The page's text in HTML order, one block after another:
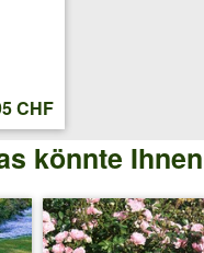
CHF
könnte